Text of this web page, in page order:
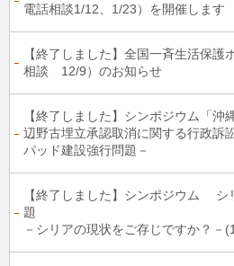
電話相談1/12、1/23）を開催します
【終了しました】全国一斉生活保護
相談 12/9）のお知らせ
【終了しました】シンポジウム「沖
辺野古埋立承認取消に関する行政訴
パッド建設強行問題－
【終了しました】シンポジウム シ
題
－シリアの現状をご存じですか？－